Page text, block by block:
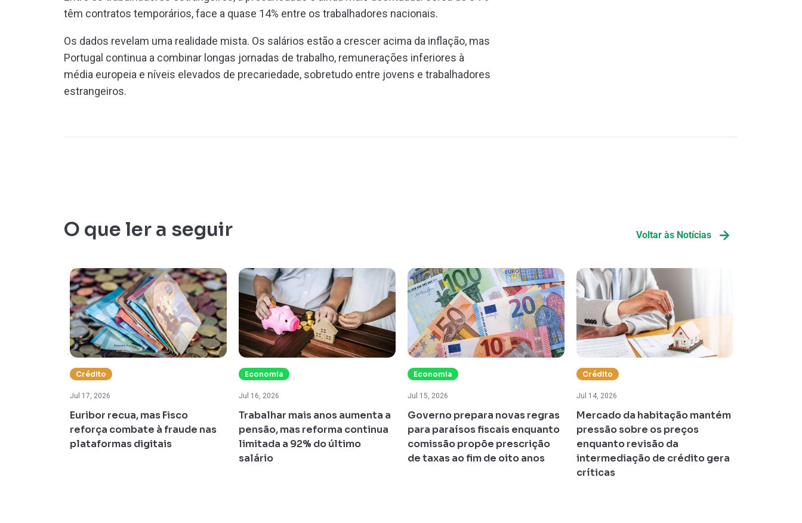
têm contratos temporários, face a quase 14% entre os trabalhadores nacionais.
Os dados revelam uma realidade mista. Os salários estão a crescer acima da inflação, mas
Portugal continua a combinar longas jornadas de trabalho, remunerações inferiores à
média europeia e níveis elevados de precariedade, sobretudo entre jovens e trabalhadores
estrangeiros.
O que ler a seguir Voltar às Notícias
Crédito
Jul 17, 2026
Euribor recua, mas Fisco
reforça combate à fraude nas
plataformas digitais
Economia
Jul 16, 2026
Trabalhar mais anos aumenta a
pensão, mas reforma continua
limitada a 92% do último
salário
Economia
Jul 15, 2026
Governo prepara novas regras
para paraísos fiscais enquanto
comissão propõe prescrição
de taxas ao fim de oito anos
Crédito
Jul 14, 2026
Mercado da habitação mantém
pressão sobre os preços
enquanto revisão da
intermediação de crédito gera
críticas